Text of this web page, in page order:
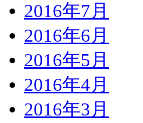
2016年7月
2016年6月
2016年5月
2016年4月
2016年3月